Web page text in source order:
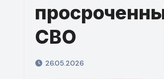
СВО
26.05.2026